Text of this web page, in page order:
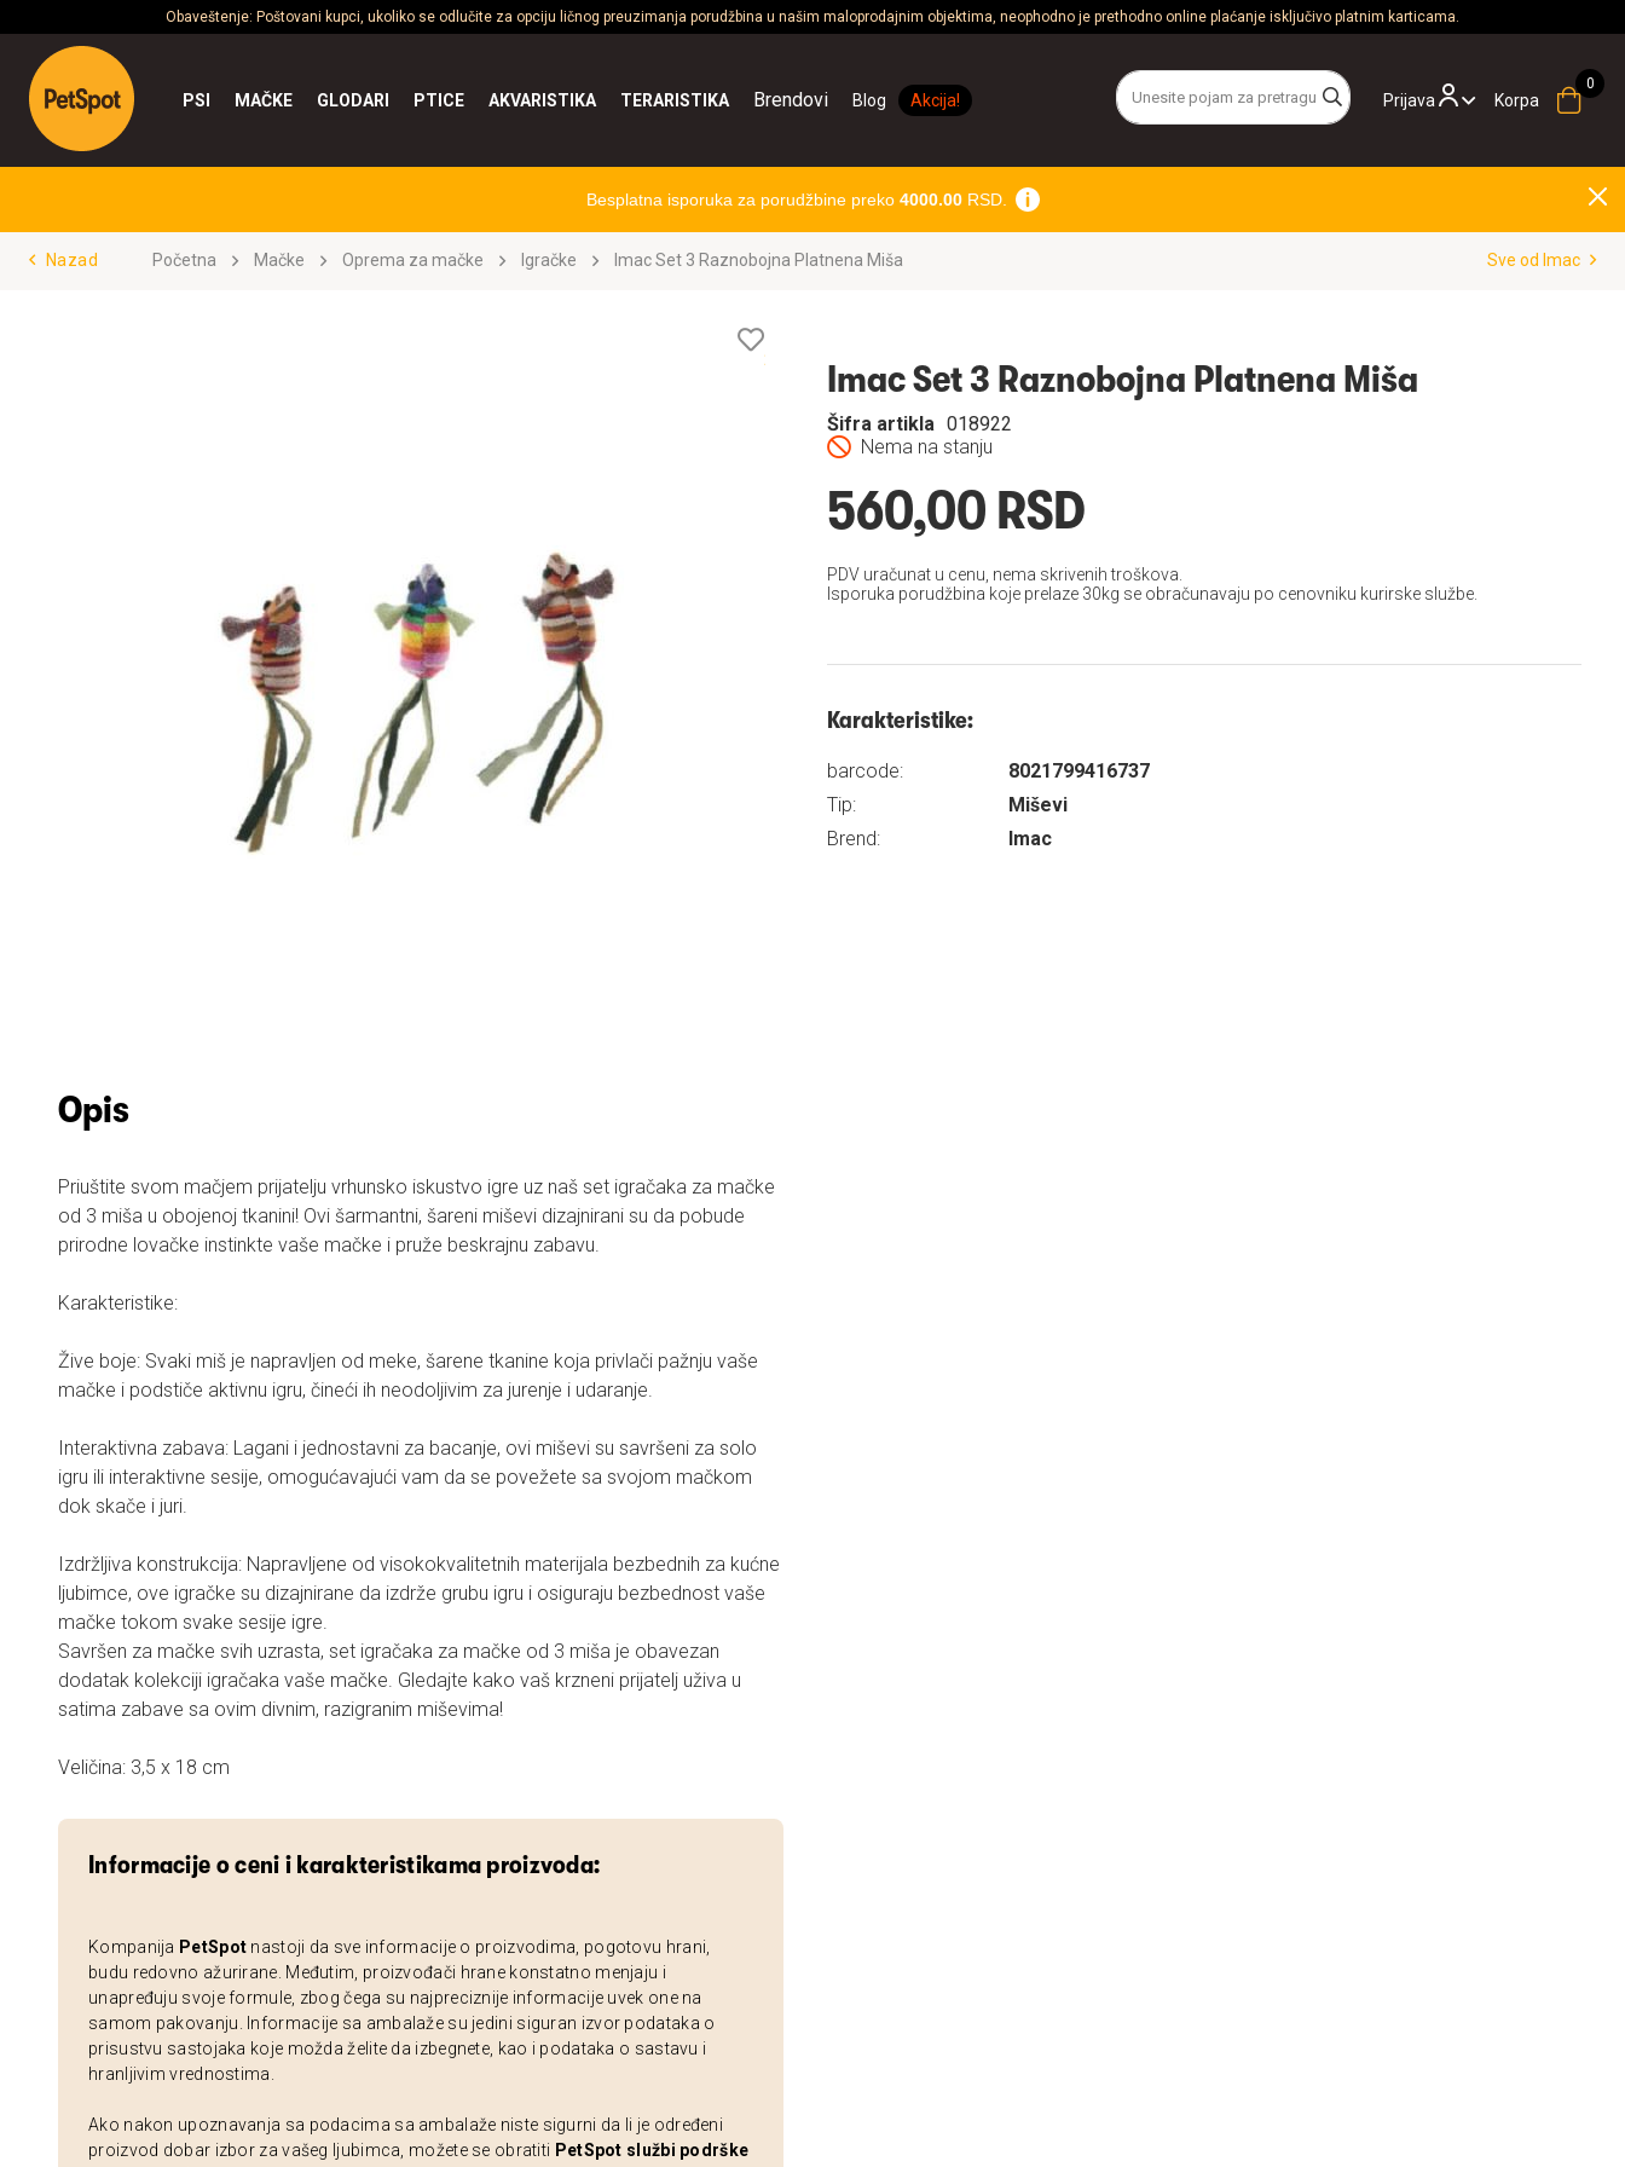
Obaveštenje: Poštovani kupci, ukoliko se odlučite za opciju ličnog preuzimanja porudžbina u našim maloprodajnim objektima, neophodno je prethodno online plaćanje isključivo platnim karticama.
Prijava
PSI MAČKE GLODARI PTICE AKVARISTIKA TERARISTIKA Brendovi Blog Akcija! Korpa
Besplatna isporuka za porudžbine preko 4000.00RSD.
Nazad Početna Mačke Oprema za mačke Igračke Imac Set 3 Raznobojna Platnena Miša Sve od Imac
Opis
Priuštite svom mačjem prijatelju vrhunsko iskustvo igre uz naš set igračaka za mačke
od 3 miša u obojenoj tkanini! Ovi šarmantni, šareni miševi dizajnirani su da pobude
prirodne lovačke instinkte vaše mačke i pruže beskrajnu zabavu.
Karakteristike:
Žive boje: Svaki miš je napravljen od meke, šarene tkanine koja privlači pažnju vaše
mačke i podstiče aktivnu igru, čineći ih neodoljivim za jurenje i udaranje.
Interaktivna zabava: Lagani i jednostavni za bacanje, ovi miševi su savršeni za solo
igru ili interaktivne sesije, omogućavajući vam da se povežete sa svojom mačkom
dok skače i juri.
Izdržljiva konstrukcija: Napravljene od visokokvalitetnih materijala bezbednih za kućne
ljubimce, ove igračke su dizajnirane da izdrže grubu igru i osiguraju bezbednost vaše
mačke tokom svake sesije igre.
Savršen za mačke svih uzrasta, set igračaka za mačke od 3 miša je obavezan
dodatak kolekciji igračaka vaše mačke. Gledajte kako vaš krzneni prijatelj uživa u
satima zabave sa ovim divnim, razigranim miševima!
Veličina: 3,5 x 18 cm
Informacije o ceni i karakteristikama proizvoda:
Kompanija PetSpot nastoji da sve informacije o proizvodima, pogotovu hrani,
budu redovno ažurirane. Međutim, proizvođači hrane konstatno menjaju i
unapređuju svoje formule, zbog čega su najpreciznije informacije uvek one na
samom pakovanju. Informacije sa ambalaže su jedini siguran izvor podataka o
prisustvu sastojaka koje možda želite da izbegnete, kao i podataka o sastavu i
hranljivim vrednostima.
Ako nakon upoznavanja sa podacima sa ambalaže niste sigurni da li je određeni
proizvod dobar izbor za vašeg ljubimca, možete se obratiti PetSpot službi podrške
želja
Imac Set 3 Raznobojna Platnena Miša
Nema na stanju
Šifra artikla 018922
560,00 RSD
PDV uračunat u cenu, nema skrivenih troškova.
Isporuka porudžbina koje prelaze 30kg se obračunavaju po cenovniku kurirske službe.
Karakteristike:
barcode:
8021799416737
Tip:
Miševi
Brend:
Imac